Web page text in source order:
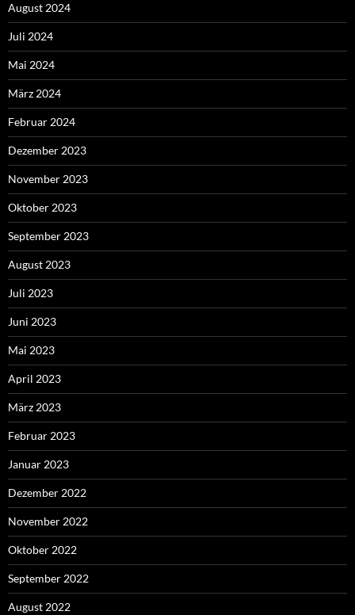
August 2024
Juli 2024
Mai 2024
März 2024
Februar 2024
Dezember 2023
November 2023
Oktober 2023
September 2023
August 2023
Juli 2023
Juni 2023
Mai 2023
April 2023
März 2023
Februar 2023
Januar 2023
Dezember 2022
November 2022
Oktober 2022
September 2022
August 2022